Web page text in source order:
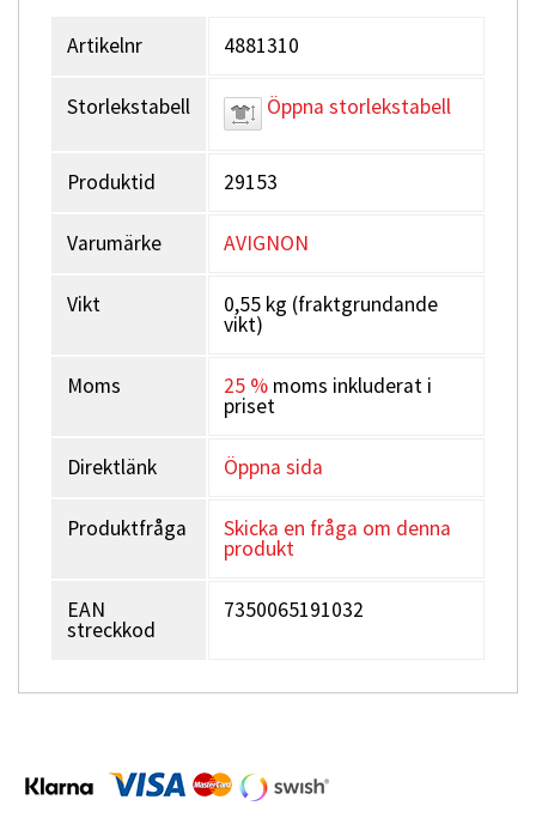
Hand 88% polyester, 12% spandex. Mudd 75% SBR
neopren, 20% polyester. Lädertopp på tumme och
Artikelnr 4881310
Storlekstabell Öppna storlekstabell
Produktid 29153
Varumärke AVIGNON
Vikt 0,55 kg (fraktgrundande
vikt)
Moms 25 % moms inkluderat i
priset
Direktlänk Öppna sida
Produktfråga Skicka en fråga om denna
produkt
EAN
streckkod
7350065191032